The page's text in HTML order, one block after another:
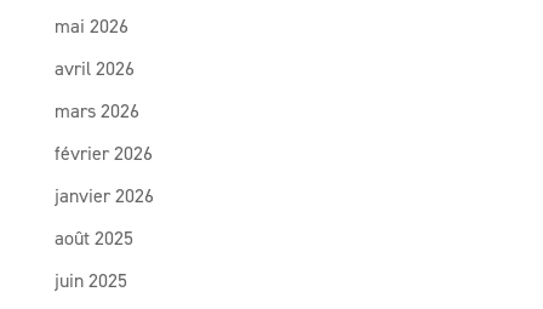
mai 2026
avril 2026
mars 2026
février 2026
janvier 2026
août 2025
juin 2025